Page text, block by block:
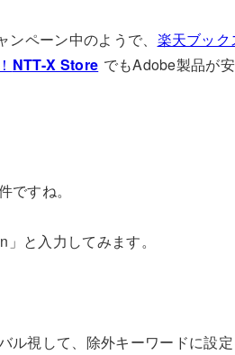
ペーン中のようで、 楽天ブック
NTT-X Store でもAdobe製品が
ですね。
と入力してみます。
ル視して、除外キーワードに設